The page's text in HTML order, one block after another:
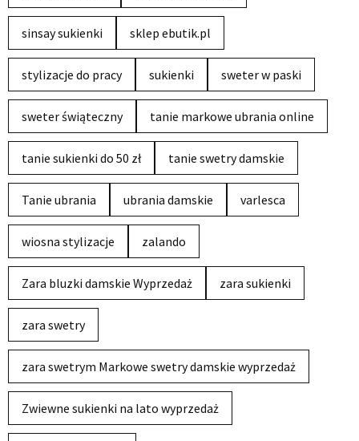
sinsay sukienki sklep ebutik.pl
stylizacje do pracy sukienki sweter w paski
sweter świąteczny tanie markowe ubrania online
tanie sukienki do 50 zł tanie swetry damskie
Tanie ubrania ubrania damskie varlesca
wiosna stylizacje zalando
Zara bluzki damskie Wyprzedaż zara sukienki
zara swetry
zara swetrym Markowe swetry damskie wyprzedaż
Zwiewne sukienki na lato wyprzedaż